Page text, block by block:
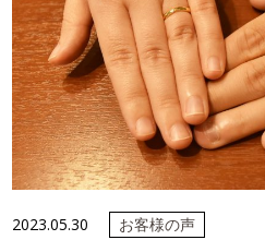
2023.05.30 お客様の声